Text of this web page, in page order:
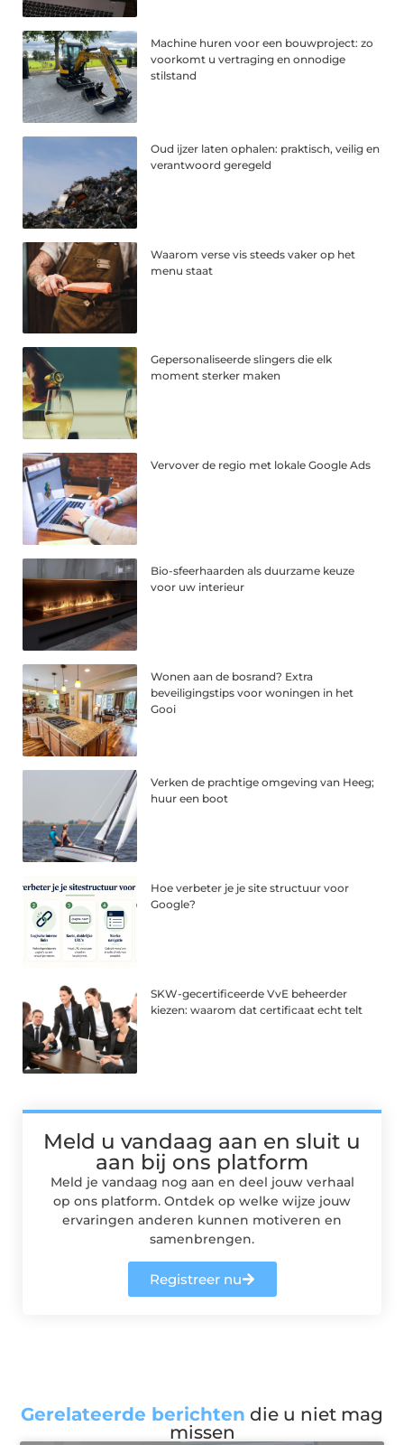
Machine huren voor een bouwproject: zo
voorkomt u vertraging en onnodige
stilstand
Oud ijzer laten ophalen: praktisch, veilig en
verantwoord geregeld
Waarom verse vis steeds vaker op het
menu staat
Gepersonaliseerde slingers die elk
moment sterker maken
Vervover de regio met lokale Google Ads
Bio-sfeerhaarden als duurzame keuze
voor uw interieur
Wonen aan de bosrand? Extra
beveiligingstips voor woningen in het
Gooi
Verken de prachtige omgeving van Heeg;
huur een boot
Hoe verbeter je je site structuur voor
Google?
SKW-gecertificeerde VvE beheerder
kiezen: waarom dat certificaat echt telt
Meld u vandaag aan en sluit u
aan bij ons platform
Meld je vandaag nog aan en deel jouw verhaal
op ons platform. Ontdek op welke wijze jouw
ervaringen anderen kunnen motiveren en
samenbrengen.
Registreer nu
Gerelateerde berichten die u niet mag
missen